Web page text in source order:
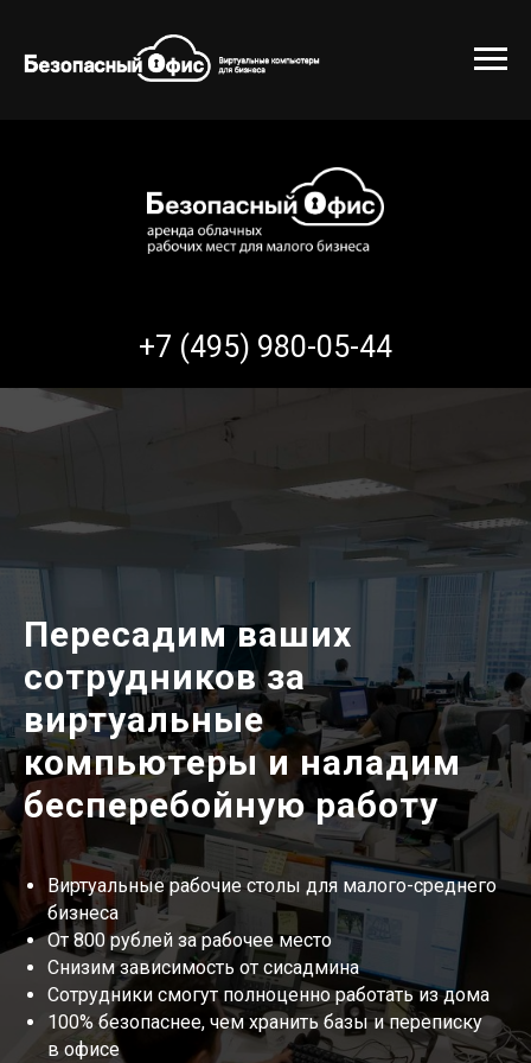
+7 (495) 980-05-44
Пересадим ваших
сотрудников за
виртуальные
компьютеры и наладим
бесперебойную работу
Виртуальные рабочие столы для малого-среднего
бизнеса
От 800 рублей за рабочее место
Снизим зависимость от сисадмина
Сотрудники смогут полноценно работать из дома
100% безопаснее, чем хранить базы и переписку
в офисе